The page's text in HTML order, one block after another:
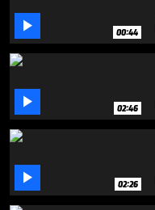
 00:44
 02:46
 02:26